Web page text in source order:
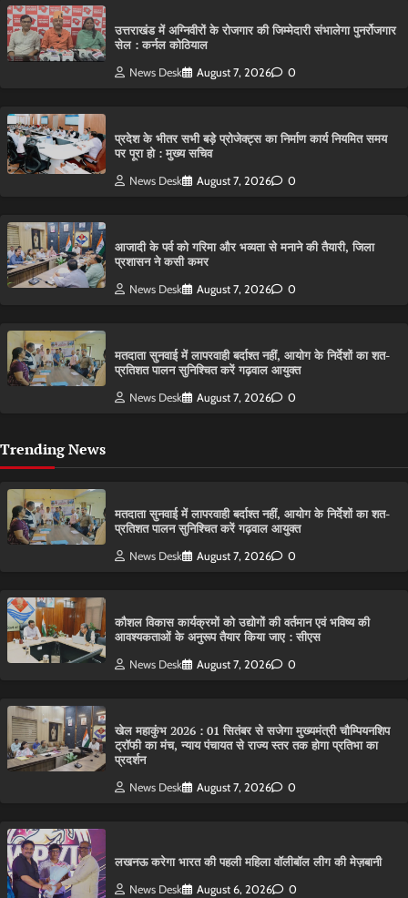
उत्तराखंड में अग्निवीरों के रोजगार की जिम्मेदारी संभालेगा पुनर्रोजगार
सेल : कर्नल कोठियाल
News Desk August 7, 2026 0
प्रदेश के भीतर सभी बड़े प्रोजेक्ट्स का निर्माण कार्य नियमित समय
पर पूरा हो : मुख्य सचिव
News Desk August 7, 2026 0
आजादी के पर्व को गरिमा और भव्यता से मनाने की तैयारी, जिला
प्रशासन ने कसी कमर
News Desk August 7, 2026 0
मतदाता सुनवाई में लापरवाही बर्दाश्त नहीं, आयोग के निर्देशों का शत-
प्रतिशत पालन सुनिश्चित करें गढ़वाल आयुक्त
News Desk August 7, 2026 0
Trending News
मतदाता सुनवाई में लापरवाही बर्दाश्त नहीं, आयोग के निर्देशों का शत-
प्रतिशत पालन सुनिश्चित करें गढ़वाल आयुक्त
News Desk August 7, 2026 0
कौशल विकास कार्यक्रमों को उद्योगों की वर्तमान एवं भविष्य की
आवश्यकताओं के अनुरूप तैयार किया जाए : सीएस
News Desk August 7, 2026 0
खेल महाकुंभ 2026 : 01 सितंबर से सजेगा मुख्यमंत्री चौम्पियनशिप
ट्रॉफी का मंच, न्याय पंचायत से राज्य स्तर तक होगा प्रतिभा का
प्रदर्शन
News Desk August 7, 2026 0
लखनऊ करेगा भारत की पहली महिला वॉलीबॉल लीग की मेज़बानी
News Desk August 6, 2026 0